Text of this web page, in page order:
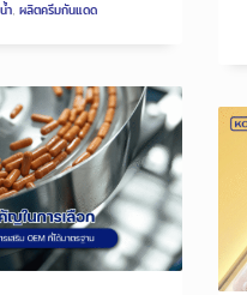
ำ, ผลิตครีมกันแดด